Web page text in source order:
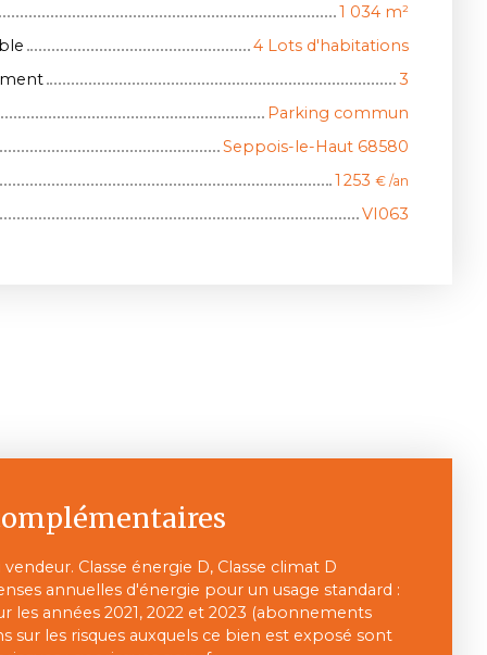
1 034 m²
4 Lots d'habitations
3
Parking commun
Seppois-le-Haut 68580
1 253 € /an
VI063
Classe énergie D, Classe climat D
annuelles d'énergie pour un usage standard :
les années 2021, 2022 et 2023 (abonnements
sur les risques auxquels ce bien est exposé sont